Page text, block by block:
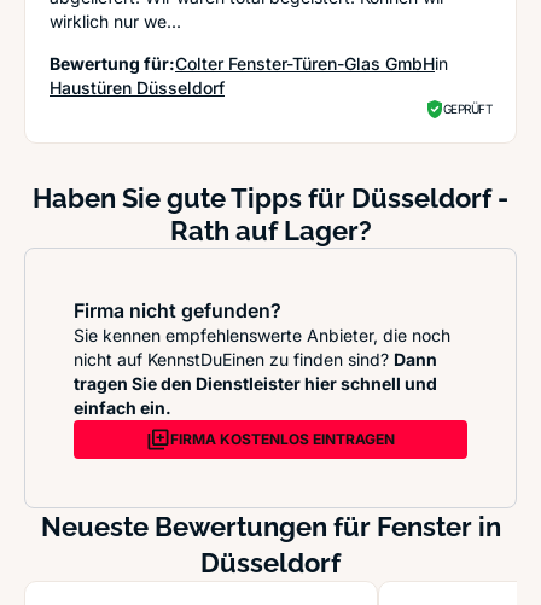
wirklich nur we...
Bewertung für:Colter Fenster-Türen-Glas GmbHin
Haustüren Düsseldorf
GEPRÜFT
Haben Sie gute Tipps für Düsseldorf -
Rath auf Lager?
Firma nicht gefunden?
Sie kennen empfehlenswerte Anbieter, die noch
nicht auf KennstDuEinen zu finden sind? Dann
tragen Sie den Dienstleister hier schnell und
einfach ein.
FIRMA KOSTENLOS EINTRAGEN
Neueste Bewertungen für Fenster in
Düsseldorf